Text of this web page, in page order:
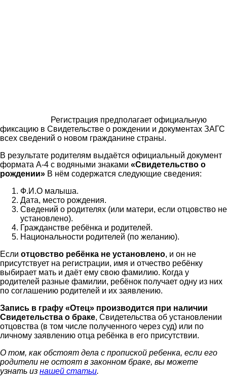
Регистрация предполагает официальную
фиксацию в Свидетельстве о рождении и документах ЗАГС
всех сведений о новом гражданине страны.
В результате родителям выдаётся официальный документ
формата А-4 с водяными знаками «Свидетельство о
рождении» В нём содержатся следующие сведения:
Ф.И.О малыша.
Дата, место рождения.
Сведений о родителях (или матери, если отцовство не
установлено).
Гражданстве ребёнка и родителей.
Национальности родителей (по желанию).
Если отцовство ребёнка не установлено, и он не
присутствует на регистрации, имя и отчество ребёнку
выбирает мать и даёт ему свою фамилию. Когда у
родителей разные фамилии, ребёнок получает одну из них
по соглашению родителей и их заявлению.
Запись в графу «Отец» производится при наличии
Свидетельства о браке, Свидетельства об установлении
отцовства (в том числе полученного через суд) или по
личному заявлению отца ребёнка в его присутствии.
О том, как обстоят дела с пропиской ребенка, если его
родители не остоят в законном браке, вы можете
узнать из нашей статьи.